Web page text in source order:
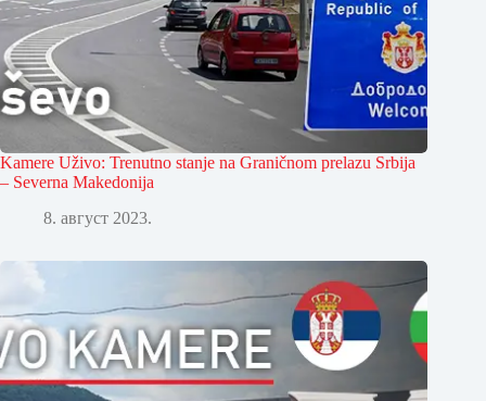
Kamere Uživo: Trenutno stanje na Graničnom prelazu Srbija
– Severna Makedonija
8. август 2023.